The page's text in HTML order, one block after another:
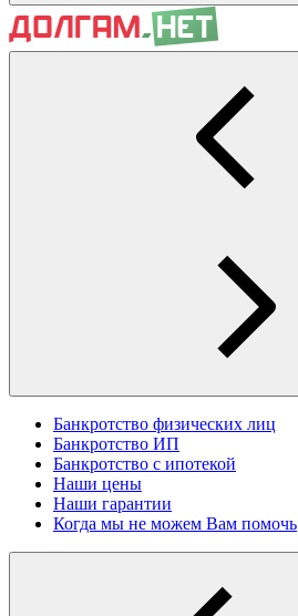
Банкротство физических лиц
Банкротство ИП
Банкротство с ипотекой
Наши цены
Наши гарантии
Когда мы не можем Вам помочь